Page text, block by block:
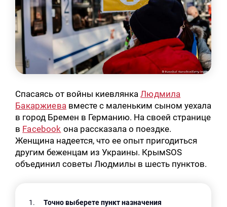
Спасаясь от войны киевлянкаЛюдмила
Бакаржиевавместе с маленьким сыном уехала
в город Бремен в Германию. На своей странице
в Facebook она рассказала о поездке.
Женщина надеется, что ее опыт пригодиться
другим беженцам из Украины. КрымSOS
объединил советы Людмилы в шесть пунктов.
Точно выберете пункт назначения